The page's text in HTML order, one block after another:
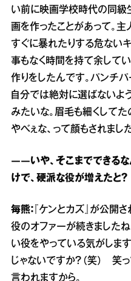
い前に映画学校時代の同級
画を作ったことがあって。
すぐに暴れたりする危ない
事もなく時間を持て余して
作りをしたんです。パンチ
自分では絶対に選ばないよ
みたいな。眉毛も細くして
やべぇな、って顔もされました
――いや、そこまでできるな
けで、硬派な役が増えたと？
毎熊： 『ケンとカズ』が公開
役のオファーが続きました
い役をやっている気がしま
じゃないですか？（笑） 笑っ
言われますから。